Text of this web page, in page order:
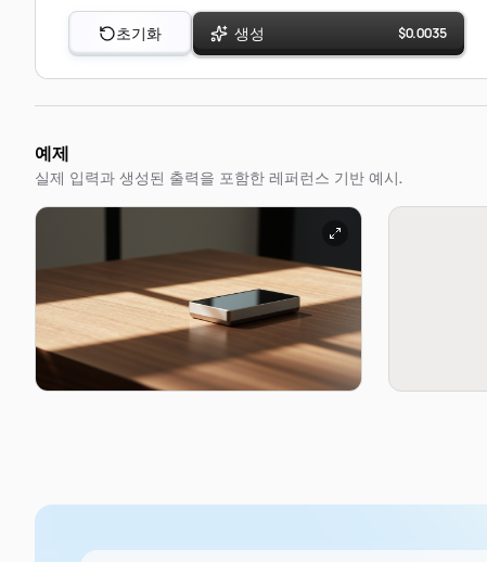
생성 $0.0035
초기화
예제
실제 입력과 생성된 출력을 포함한 레퍼런스 기반 예시.